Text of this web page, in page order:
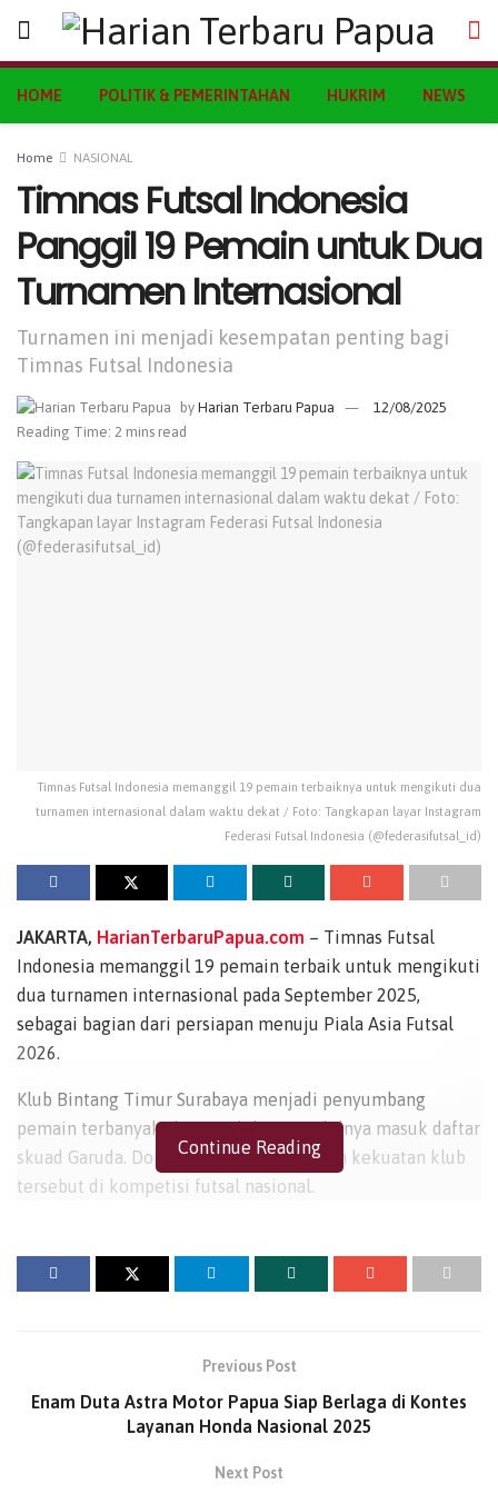
HOME POLITIK & PEMERINTAHAN HUKRIM NEWS
Home NASIONAL
Timnas Futsal Indonesia
Panggil 19 Pemain untuk Dua
Turnamen Internasional
Turnamen ini menjadi kesempatan penting bagi
Timnas Futsal Indonesia
by Harian Terbaru Papua
12/08/2025
Reading Time: 2 mins read
Timnas Futsal Indonesia memanggil 19 pemain terbaiknya untuk mengikuti dua
turnamen internasional dalam waktu dekat / Foto: Tangkapan layar Instagram
Federasi Futsal Indonesia (@federasifutsal_id)
JAKARTA, HarianTerbaruPapua.com – Timnas Futsal
Indonesia memanggil 19 pemain terbaik untuk mengikuti
dua turnamen internasional pada September 2025,
sebagai bagian dari persiapan menuju Piala Asia Futsal
2026.
Klub Bintang Timur Surabaya menjadi penyumbang
pemain terbanyak, dengan delapan wakilnya masuk daftar
skuad Garuda. Dominasi ini menunjukkan kekuatan klub
tersebut di kompetisi futsal nasional.
rangkaian agenda dengan tampil di CFA International
Men’s Futsal Tournament di China, 5–11 September 2025.
Baru, Myanmar, serta Laos atau Uni Emirat Arab.
Setelah dari China, Timnas Futsal Indonesia akan kembali
Series, yang digelar di Hall Basket Senayan pada 18–21
Continue Reading
Previous Post
Enam Duta Astra Motor Papua Siap Berlaga di Kontes
Layanan Honda Nasional 2025
Next Post